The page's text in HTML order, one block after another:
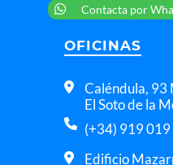
Contacta por
OFICINAS
Caléndula, 93
El Soto de la
(+34) 919
Edificio